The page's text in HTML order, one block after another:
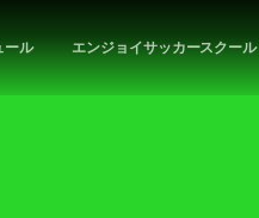
ール エンジョイサッカースクール